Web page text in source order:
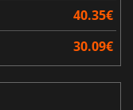
40.35€
30.09€